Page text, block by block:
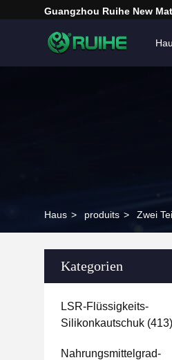
Guangzhou Ruihe New
Haus > produits > Zwei
Kategorien
LSR-Flüssigkeits-
Silikonkautschuk (413)
Nahrungsmittelgrad-